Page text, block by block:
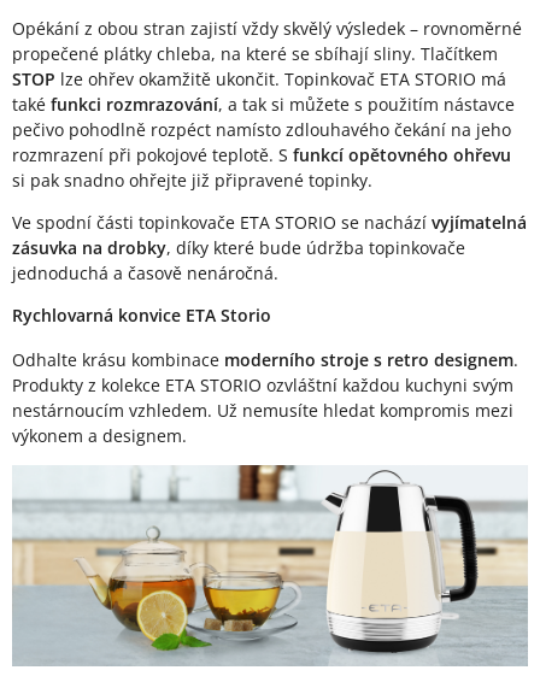
Opékání z obou stran zajistí vždy skvělý výsledek – rovnoměrné
propečené plátky chleba, na které se sbíhají sliny. Tlačítkem
STOP lze ohřev okamžitě ukončit. Topinkovač ETA STORIO má
také funkci rozmrazování, a tak si můžete s použitím nástavce
pečivo pohodlně rozpéct namísto zdlouhavého čekání na jeho
rozmrazení při pokojové teplotě. S funkcí opětovného ohřevu
si pak snadno ohřejte již připravené topinky.
Ve spodní části topinkovače ETA STORIO se nachází vyjímatelná
zásuvka na drobky, díky které bude údržba topinkovače
jednoduchá a časově nenáročná.
Rychlovarná konvice ETA Storio
Odhalte krásu kombinace moderního stroje s retro designem.
Produkty z kolekce ETA STORIO ozvláštní každou kuchyni svým
nestárnoucím vzhledem. Už nemusíte hledat kompromis mezi
výkonem a designem.